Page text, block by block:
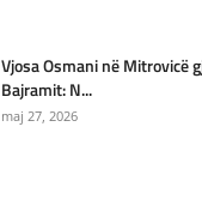
Vjosa Osmani në Mitrovicë
Bajramit: N...
maj 27, 2026